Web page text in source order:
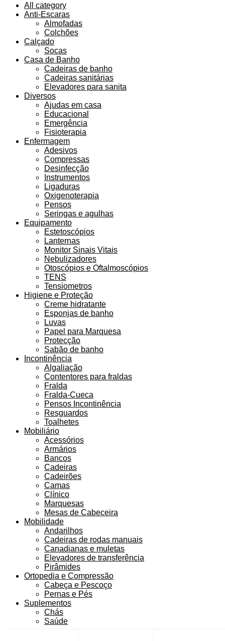
All category
Anti-Escaras
Almofadas
Colchões
Calçado
Socas
Casa de Banho
Cadeiras de banho
Cadeiras sanitárias
Elevadores para sanita
Diversos
Ajudas em casa
Educacional
Emergência
Fisioterapia
Enfermagem
Adesivos
Compressas
Desinfecção
Instrumentos
Ligaduras
Oxigenoterapia
Pensos
Seringas e agulhas
Equipamento
Estetoscópios
Lanternas
Monitor Sinais Vitais
Nebulizadores
Otoscópios e Oftalmoscópios
TENS
Tensiometros
Higiene e Proteção
Creme hidratante
Esponjas de banho
Luvas
Papel para Marquesa
Protecção
Sabão de banho
Incontinência
Algaliação
Contentores para fraldas
Fralda
Fralda-Cueca
Pensos Incontinência
Resguardos
Toalhetes
Mobiliário
Acessórios
Armários
Bancos
Cadeiras
Cadeirões
Camas
Clínico
Marquesas
Mesas de Cabeceira
Mobilidade
Andarilhos
Cadeiras de rodas manuais
Canadianas e muletas
Elevadores de transferência
Pirâmides
Ortopedia e Compressão
Cabeça e Pescoço
Pernas e Pés
Suplementos
Chás
Saúde